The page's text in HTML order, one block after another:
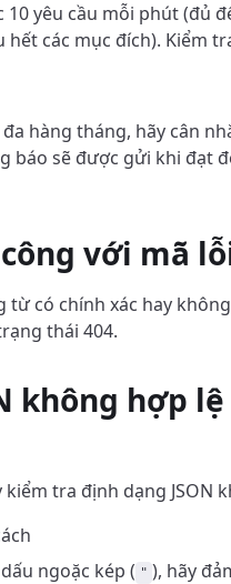
yêu cầu mỗi phút (đủ
hết các mục đích). Kiểm
hàng tháng, hãy cân
báo sẽ được gửi khi đạt
với mã
có chính xác hay
thái 404.
không hợp
tra định dạng JSON
ngoặc kép ( " ), hãy